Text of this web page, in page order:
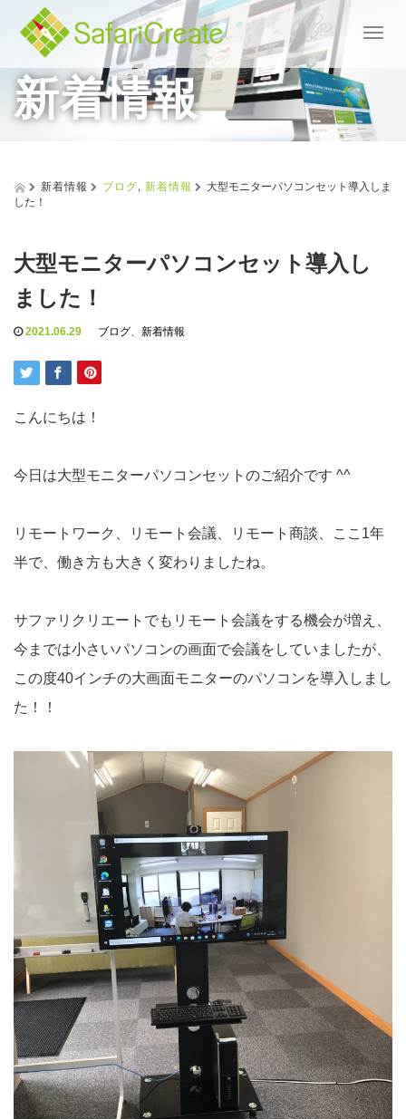
T
n
v
新着情報
新着情報 ブログ, 新着情報
大型モニターパソコンセット導入しま
した！
大型モニターパソコンセット導入し
ました！
2021.06.29 ブログ、 新着情報
こんにちは！
今日は大型モニターパソコンセットのご紹介です ^^
リモートワーク、リモート会議、リモート商談、ここ1年
半で、働き方も大きく変わりましたね。
サファリクリエートでもリモート会議をする機会が増え、
今までは小さいパソコンの画面で会議をしていましたが、
この度40インチの大画面モニターのパソコンを導入しまし
た！！